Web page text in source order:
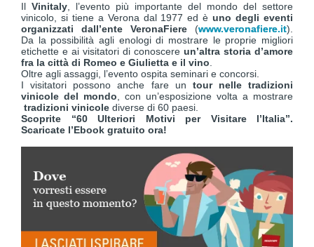
Il Vinitaly , l’evento più importante del mondo del settore
vinicolo, si tiene a Verona dal 1977 ed èuno degli eventi
organizzati dall’ente VeronaFiere (www.veronafiere.it).
Da la possibilità agli enologi di mostrare le proprie migliori
etichette e ai visitatori di conoscere un’altra storia d’amore
fra la città di Romeo e Giulietta e il vino
Oltre agli assaggi, l’evento ospita seminari e concorsi.
I visitatori possono anche fare un tour nelle tradizioni
vinicole del mondo , con un’esposizione volta a mostrare
tradizioni vinicole diverse di 60 paesi.
Scoprite “60 Ulteriori Motivi per Visitare l’Italia”.
Scaricate l’Ebook gratuito ora!